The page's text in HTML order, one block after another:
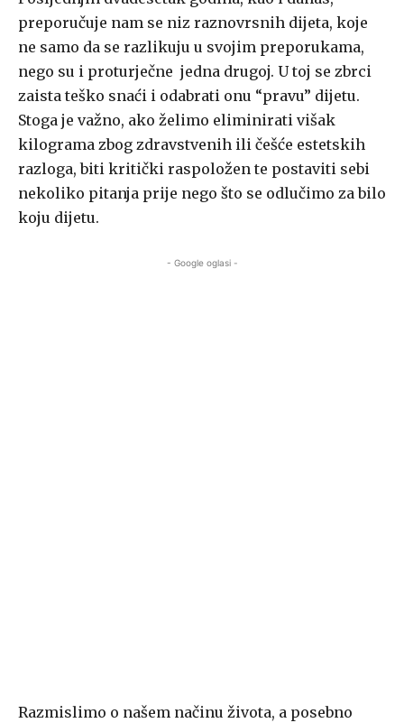
preporučuje nam se niz raznovrsnih dijeta, koje
ne samo da se razlikuju u svojim preporukama,
nego su i proturječne jedna drugoj. U toj se zbrci
zaista teško snaći i odabrati onu “pravu” dijetu.
Stoga je važno, ako želimo eliminirati višak
kilograma zbog zdravstvenih ili češće estetskih
razloga, biti kritički raspoložen te postaviti sebi
nekoliko pitanja prije nego što se odlučimo za bilo
koju dijetu.
- Google oglasi -
Razmislimo o našem načinu života, a posebno